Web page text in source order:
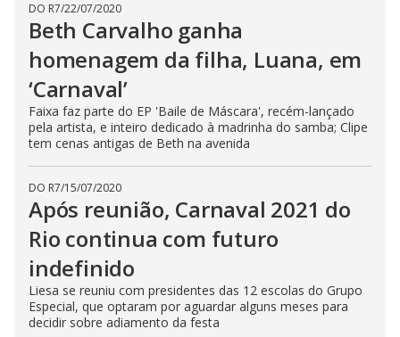
DO R7/22/07/2020
Beth Carvalho ganha
homenagem da filha, Luana, em
‘Carnaval’
Faixa faz parte do EP 'Baile de Máscara', recém-lançado
pela artista, e inteiro dedicado à madrinha do samba; Clipe
tem cenas antigas de Beth na avenida
DO R7/15/07/2020
Após reunião, Carnaval 2021 do
Rio continua com futuro
indefinido
Liesa se reuniu com presidentes das 12 escolas do Grupo
Especial, que optaram por aguardar alguns meses para
decidir sobre adiamento da festa